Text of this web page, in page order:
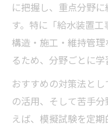
に把握し、重点分野
す。特に「給水装置
構造・施工・維持管
るため、分野ごとに学
おすすめの対策法と
の活用、そして苦手
えば、模擬試験を定